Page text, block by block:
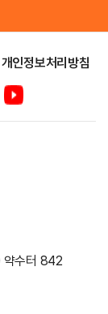
개인정보처리방침
약수터 842